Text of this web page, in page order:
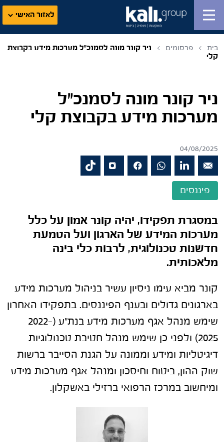
לאזור האישי
בית פרסומים
ניר קונר מונה לסמנכ"ל מערכות מידע בקבוצת
קלי
ניר קונר מונה לסמנכ"ל
מערכות מידע בקבוצת קלי
04/08/2025
פיננסים
במסגרת תפקידו, יהיה קונר אמון על כלל
מערכות המידע של הארגון ועל הטמעת
חדשנות טכנולוגית, לרבות כלי בינה
מלאכותית.
קונר מביא עימו ניסיון עשיר בניהול מערכות מידע
בארגונים גדולים ובענף הפיננסים. בתפקידו האחרון
שימש מנהל אגף מערכות מידע בנת"ע (2022-
2025) ולפני כן שימש מנהל חטיבת טכנולוגיות
דיגיטליות ומידע וממונה על הגנת הסייבר ברשות
שוק ההון, ביטוח וחיסכון ומנהל אגף מערכות מידע
ומיחשוב במרכז הרפואי ברזילי באשקלון.